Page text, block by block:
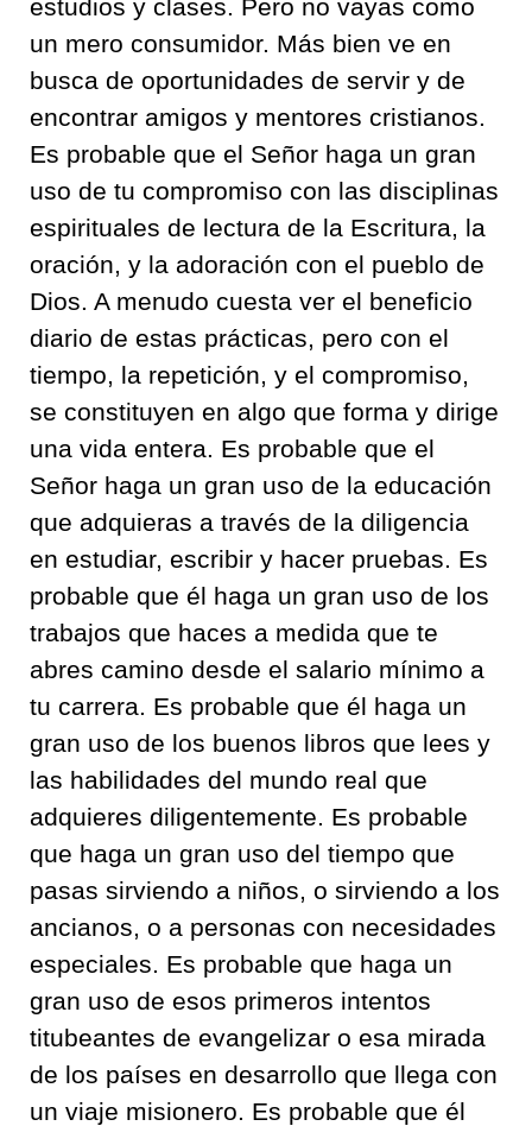
estudios y clases. Pero no vayas como
un mero consumidor. Más bien ve en
busca de oportunidades de servir y de
encontrar amigos y mentores cristianos.
Es probable que el Señor haga un gran
uso de tu compromiso con las disciplinas
espirituales de lectura de la Escritura, la
oración, y la adoración con el pueblo de
Dios. A menudo cuesta ver el beneficio
diario de estas prácticas, pero con el
tiempo, la repetición, y el compromiso,
se constituyen en algo que forma y dirige
una vida entera. Es probable que el
Señor haga un gran uso de la educación
que adquieras a través de la diligencia
en estudiar, escribir y hacer pruebas. Es
probable que él haga un gran uso de los
trabajos que haces a medida que te
abres camino desde el salario mínimo a
tu carrera. Es probable que él haga un
gran uso de los buenos libros que lees y
las habilidades del mundo real que
adquieres diligentemente. Es probable
que haga un gran uso del tiempo que
pasas sirviendo a niños, o sirviendo a los
ancianos, o a personas con necesidades
especiales. Es probable que haga un
gran uso de esos primeros intentos
titubeantes de evangelizar o esa mirada
de los países en desarrollo que llega con
un viaje misionero. Es probable que él